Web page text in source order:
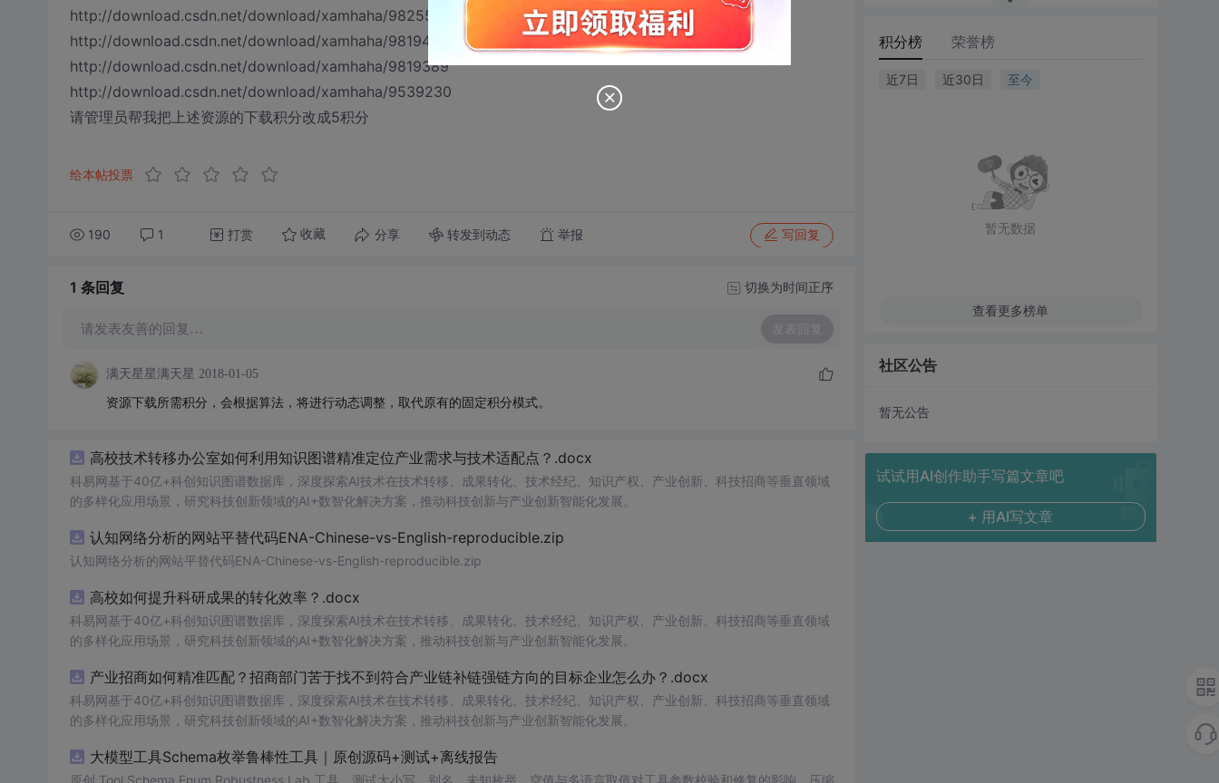
http://download.csdn.net/download/xamhaha/9825565
http://download.csdn.net/download/xamhaha/9819453
http://download.csdn.net/download/xamhaha/9819389
http://download.csdn.net/download/xamhaha/9539230
请管理员帮我把上述资源的下载积分改成5积分
给本帖投票
190 1 打赏 收藏 分享 转发到动态 举报 写回复
1 条回复 切换为时间正序
请发表友善的回复… 发表回复
满天星星满天星 2018-01-05
资源下载所需积分，会根据算法，将进行动态调整，取代原有的固定积分模式。
高校技术转移办公室如何利用知识图谱精准定位产业需求与技术适配点？.docx
科易网基于40亿+科创知识图谱数据库，深度探索AI技术在技术转移、成果转化、技术经纪、知识产权、产业创新、科技招商等垂直领域
的多样化应用场景，研究科技创新领域的AI+数智化解决方案，推动科技创新与产业创新智能化发展。
认知网络分析的网站平替代码ENA-Chinese-vs-English-reproducible.zip
认知网络分析的网站平替代码ENA-Chinese-vs-English-reproducible.zip
高校如何提升科研成果的转化效率？.docx
科易网基于40亿+科创知识图谱数据库，深度探索AI技术在技术转移、成果转化、技术经纪、知识产权、产业创新、科技招商等垂直领域
的多样化应用场景，研究科技创新领域的AI+数智化解决方案，推动科技创新与产业创新智能化发展。
产业招商如何精准匹配？招商部门苦于找不到符合产业链补链强链方向的目标企业怎么办？.docx
科易网基于40亿+科创知识图谱数据库，深度探索AI技术在技术转移、成果转化、技术经纪、知识产权、产业创新、科技招商等垂直领域
的多样化应用场景，研究科技创新领域的AI+数智化解决方案，推动科技创新与产业创新智能化发展。
大模型工具Schema枚举鲁棒性工具｜原创源码+测试+离线报告
原创 Tool Schema Enum Robustness Lab 工具，测试大小写、别名、未知枚举、空值与多语言取值对工具参数校验和修复的影响。压缩
积分榜 荣誉榜
近7日 近30日 至今
暂无数据
查看更多榜单
社区公告
暂无公告
试试用AI创作助手写篇文章吧
+ 用AI写文章